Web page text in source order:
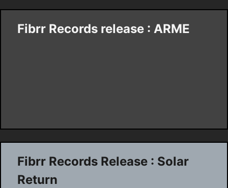
Fibrr Records release : ARME
Fibrr Records Release : Solar
Return